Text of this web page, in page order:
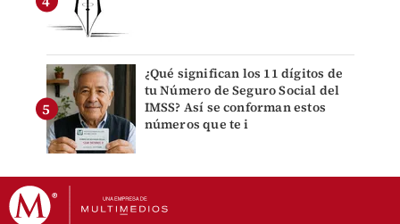
¿Qué significan los 11 dígitos de
tu Número de Seguro Social del
IMSS? Así se conforman estos
números que te i